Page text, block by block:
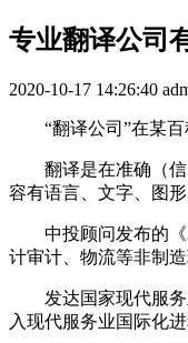
专业翻译公司
2020-10-17 14:26:40
“翻译公司”在某
翻译是在准确（
容有语言、文字、图
中投顾问发布的
计审计、物流等非制
发达国家现代服
入现代服务业国际化